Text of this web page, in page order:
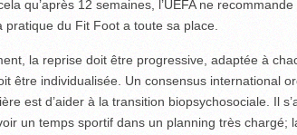
qu’après 12 semaines, l’UEFA ne
pratique du Fit Foot a toute sa place.
la reprise doit être progressive, adaptée à
être individualisée. Un consensus international
est d’aider à la transition biopsychosociale. Il
un temps sportif dans un planning très chargé;